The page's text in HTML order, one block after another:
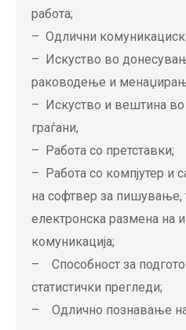
работа;
– Одлични
– Искуство во
раководење и
– Искуство и вештина во
граѓани,
– Работа со претставки;
– Работа со компјутер и
на софтвер за пишување,
електронска размена на
комуникација;
– Способност за
статистички прегледи;
– Одлично познавање на